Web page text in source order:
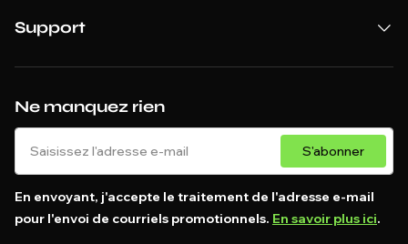
Ne manquez rien
S'abonner
En envoyant, j'accepte le traitement de l'adresse e-mail
pour l'envoi de courriels promotionnels. En savoir plus ici.
Support